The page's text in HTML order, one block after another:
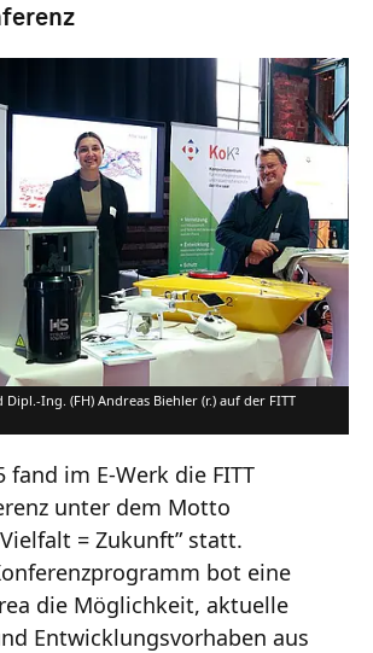
Dipl.-Ing. (FH) Andreas Biehler (r.) auf der FITT
fand im E-Werk die FITT
unter dem Motto
= Zukunft” statt.
bot eine
die Möglichkeit, aktuelle
Entwicklungsvorhaben aus